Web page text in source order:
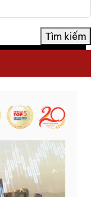
Tìm kiếm